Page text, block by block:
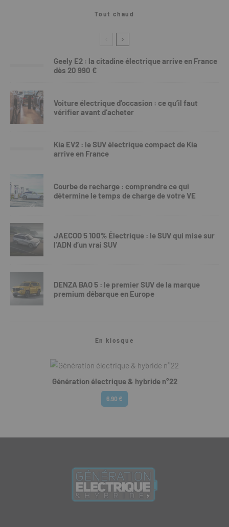
Tout chaud
Geely E2 : la citadine électrique arrive en France
dès 20 990 €
Voiture électrique d’occasion : ce qu’il faut
vérifier avant d’acheter
Kia EV2 : le SUV électrique compact de Kia
arrive en France
Courbe de recharge : comprendre ce qui
détermine le temps de charge de votre VE
JAECOO 5 100% Électrique : le SUV qui mise sur
l’ADN d’un vrai SUV
DENZA BAO 5 : le premier SUV de la marque
premium débarque en Europe
En kiosque
Génération électrique & hybride n°22
6.90 €